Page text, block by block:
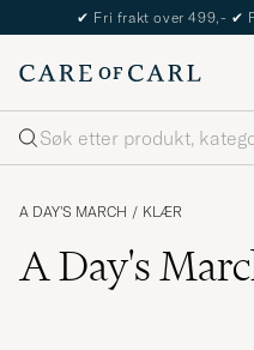
✔ Fri frakt over 499,- ✔
Søk
A DAY'S MARCH / KLÆR
A Day's